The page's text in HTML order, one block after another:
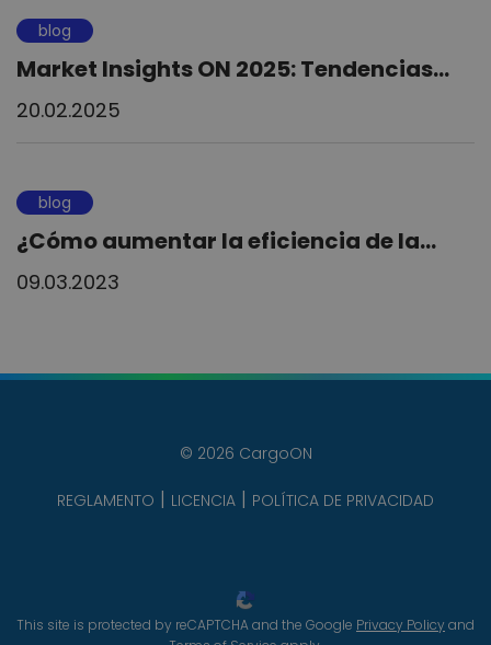
blog
Market Insights ON 2025: Tendencias...
20.02.2025
blog
¿Cómo aumentar la eficiencia de la...
09.03.2023
© 2026 CargoON
REGLAMENTO LICENCIA POLÍTICA DE PRIVACIDAD
This site is protected by reCAPTCHA and the Google Privacy Policy and